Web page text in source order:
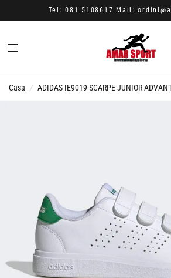
Tel: 081 5108617 Mail:
Casa / ADIDAS IE9019 SCARPE JUNIOR